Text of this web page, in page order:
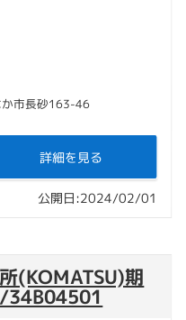
か市長砂163-46
詳細を見る
公開日:2024/02/01
(KOMATSU)期
/34B04501